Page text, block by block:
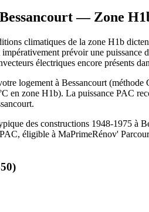
Bessancourt— Zone
climatiques de la zone H1b
prévoir une
électriques encore présents
logement à Bessancourt
en zone H1b). La puissance PAC
des constructions 1948-1975 à
éligible à MaPrimeRénov'
)